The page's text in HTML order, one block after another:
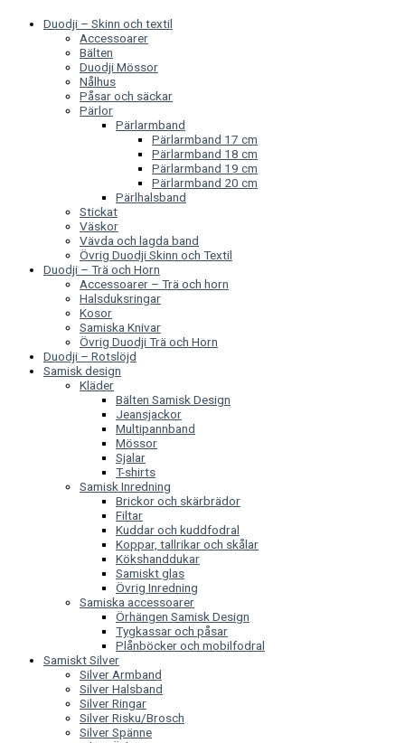
Duodji – Skinn och textil
Accessoarer
Bälten
Duodji Mössor
Nålhus
Påsar och säckar
Pärlor
Pärlarmband
Pärlarmband 17 cm
Pärlarmband 18 cm
Pärlarmband 19 cm
Pärlarmband 20 cm
Pärlhalsband
Stickat
Väskor
Vävda och lagda band
Övrig Duodji Skinn och Textil
Duodji – Trä och Horn
Accessoarer – Trä och horn
Halsduksringar
Kosor
Samiska Knivar
Övrig Duodji Trä och Horn
Duodji – Rotslöjd
Samisk design
Kläder
Bälten Samisk Design
Jeansjackor
Multipannband
Mössor
Sjalar
T-shirts
Samisk Inredning
Brickor och skärbrädor
Filtar
Kuddar och kuddfodral
Koppar, tallrikar och skålar
Kökshanddukar
Samiskt glas
Övrig Inredning
Samiska accessoarer
Örhängen Samisk Design
Tygkassar och påsar
Plånböcker och mobilfodral
Samiskt Silver
Silver Armband
Silver Halsband
Silver Ringar
Silver Risku/Brosch
Silver Spänne